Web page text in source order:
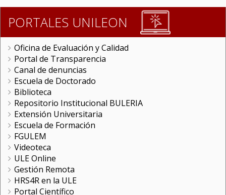
PORTALES UNILEON
Oficina de Evaluación y Calidad
Portal de Transparencia
Canal de denuncias
Escuela de Doctorado
Biblioteca
Repositorio Institucional BULERIA
Extensión Universitaria
Escuela de Formación
FGULEM
Videoteca
ULE Online
Gestión Remota
HRS4R en la ULE
Portal Científico